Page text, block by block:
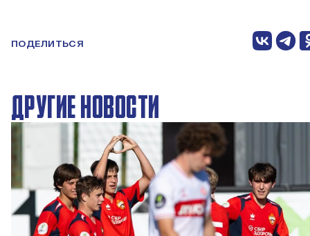
ПОДЕЛИТЬСЯ
ДРУГИЕ НОВОСТИ